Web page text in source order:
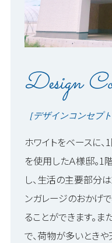
Design
［デザインコンセプト
ホワイトをベースに
を使用したＡ様邸。1
し、生活の主要部分
ンガレージのおかげ
ることができます。
で、荷物が多いとき